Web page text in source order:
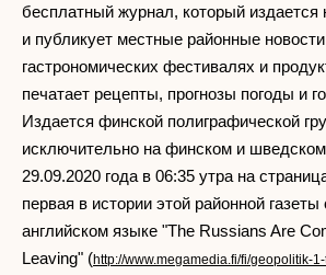
бесплатный журнал, который издается
и публикует местные районные
гастрономических фестивалях и
печатает рецепты, прогнозы погоды и
Издается финской полиграфической
исключительно на финском и
29.09.2020 года в 06:35 утра на
первая в истории этой районной газеты
английском языке "The Russians Are
Leaving" (http://www.megamedia.fi/fi/geopolitik-